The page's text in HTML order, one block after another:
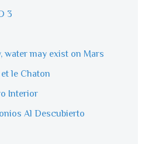
3
water may exist on Mars
le Chaton
Interior
Al Descubierto